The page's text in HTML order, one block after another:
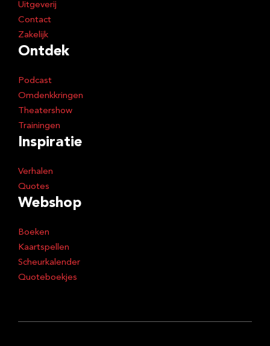
Uitgeverij
Contact
Zakelijk
Ontdek
Podcast
Omdenkkringen
Theatershow
Trainingen
Inspiratie
Verhalen
Quotes
Webshop
Boeken
Kaartspellen
Scheurkalender
Quoteboekjes